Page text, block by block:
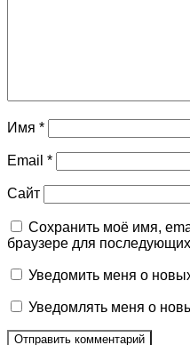
Имя *
Email *
Сайт
Сохранить моё имя,
браузере для
Уведомить меня о
Уведомлять меня о